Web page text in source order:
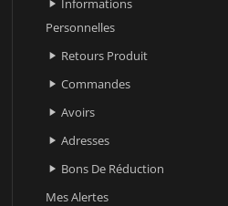
 Informations
Personnelles
 Retours Produit
 Commandes
 Avoirs
 Adresses
 Bons De Réduction
Mes Alertes